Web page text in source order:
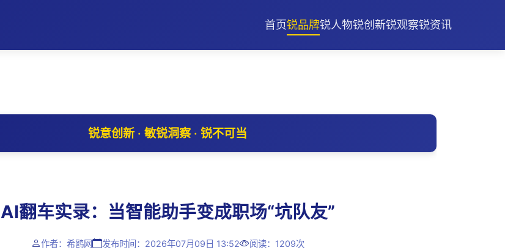
首页锐品牌锐人物锐创新锐观察锐资讯
锐意创新 · 敏锐洞察 · 锐不可当
AI翻车实录：当智能助手变成职场“坑队友”
作者：希鸥网 发布时间：2026年07月09日 13:52 阅读：1209次